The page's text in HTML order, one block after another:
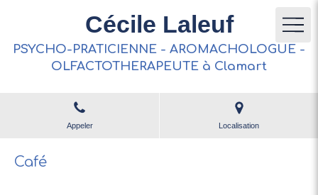
Cécile Laleuf
PSYCHO-PRATICIENNE - AROMACHOLOGUE -
OLFACTOTHERAPEUTE à Clamart
Appeler Localisation
Café